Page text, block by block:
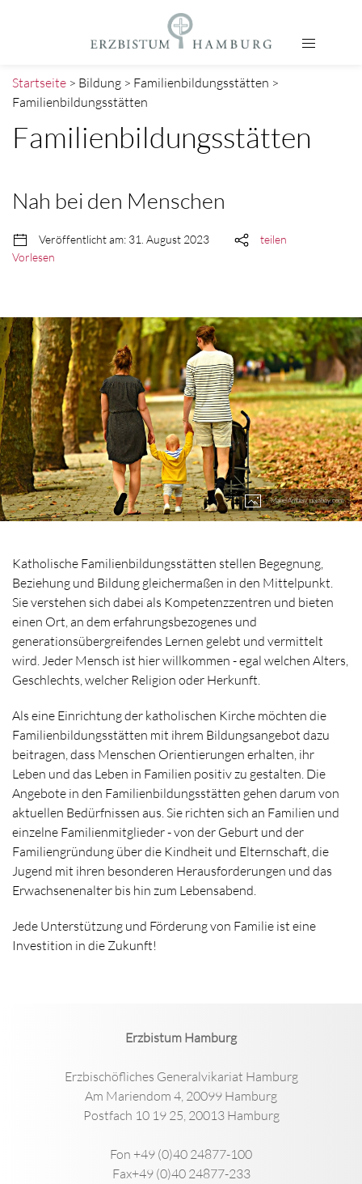
Startseite > Bildung > Familienbildungsstätten >
Familienbildungsstätten
Familienbildungsstätten
Nah bei den Menschen
Veröffentlicht am: 31. August 2023
teilen
Vorlesen
MabelAmber/ pixabay.com
Katholische Familienbildungsstätten stellen Begegnung,
Beziehung und Bildung gleichermaßen in den Mittelpunkt.
Sie verstehen sich dabei als Kompetenzzentren und bieten
einen Ort, an dem erfahrungsbezogenes und
generationsübergreifendes Lernen gelebt und vermittelt
wird. Jeder Mensch ist hier willkommen - egal welchen Alters,
Geschlechts, welcher Religion oder Herkunft.
Als eine Einrichtung der katholischen Kirche möchten die
Familienbildungsstätten mit ihrem Bildungsangebot dazu
beitragen, dass Menschen Orientierungen erhalten, ihr
Leben und das Leben in Familien positiv zu gestalten. Die
Angebote in den Familienbildungsstätten gehen darum von
aktuellen Bedürfnissen aus. Sie richten sich an Familien und
einzelne Familienmitglieder - von der Geburt und der
Familiengründung über die Kindheit und Elternschaft, die
Jugend mit ihren besonderen Herausforderungen und das
Erwachsenenalter bis hin zum Lebensabend.
Jede Unterstützung und Förderung von Familie ist eine
Investition in die Zukunft!
Erzbistum Hamburg
Erzbischöfliches Generalvikariat Hamburg
Am Mariendom 4, 20099 Hamburg
Postfach 10 19 25, 20013 Hamburg
Fon +49 (0)40 24877-100
Fax+49 (0)40 24877-233